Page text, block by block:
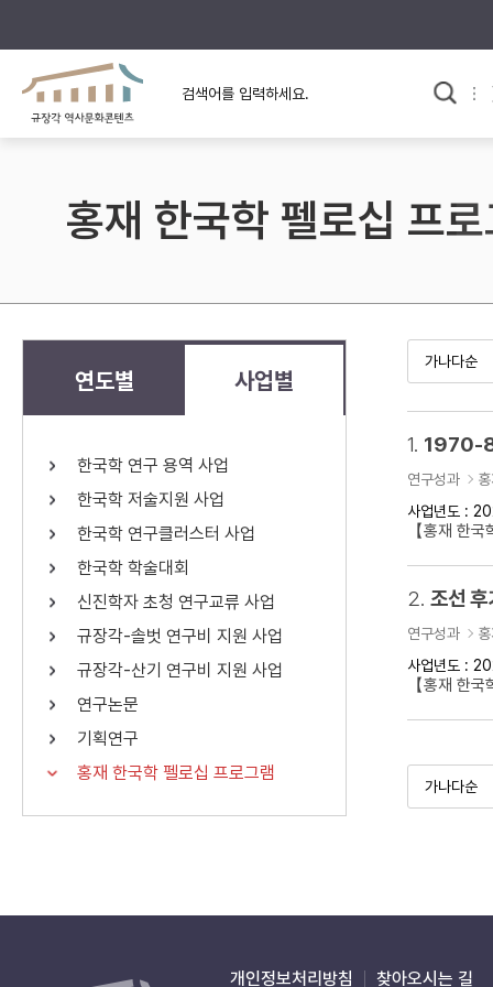
규장각의 어제와 오늘
규장각 소개영상
사료와 문학으로 본
고대
고려
조선 후기
근대
검색 연산자 사용안내
연산자
AND
OR 정조 OR 정약용 “정조” 또는 “
료를 검색
홍재 한국학 펠로십 프
연도별 사업별
한국학 연구 용역 사업
한국학 저술지원 사업
한국학 연구클러스터 사업
한국학 학술대회
신진학자 초청 연구교류 사업
규장각-솔벗 연구비 지원 사업
규장각-산기 연구비 지원 사업
연구논문
기획연구
홍재 한국학 펠로십 프로그램
1. 1970-
연구성과
사업년도 :
【홍재 한
2. 조선 후
연구성과
사업년도 :
【홍재
개인정보처리방침 찾아오시는 길